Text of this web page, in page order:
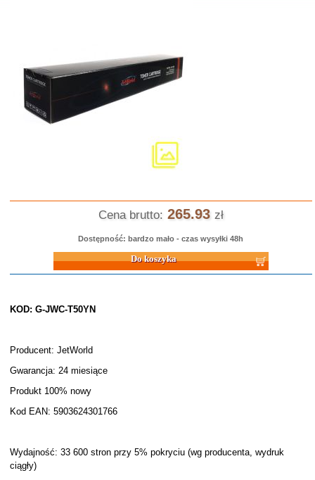
Cena brutto: 265.93 zł
Dostępność: bardzo mało - czas wysyłki 48h
Do koszyka
KOD: G-JWC-T50YN
Producent: JetWorld
Gwarancja: 24 miesiące
Produkt 100% nowy
Kod EAN: 5903624301766
Wydajność: 33 600 stron przy 5% pokryciu (wg producenta, wydruk
ciągły)